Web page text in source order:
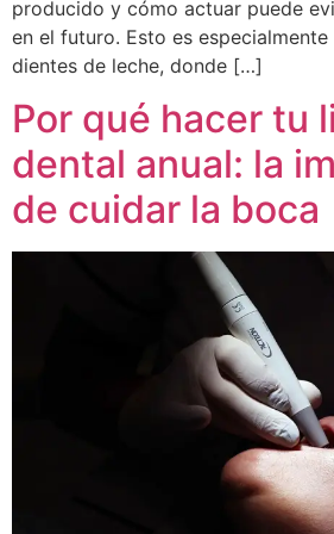
producido y cómo actuar puede
en el futuro. Esto es
dientes de leche, donde […]
Por qué hacer tu
dental anual: la
de cuidar la boca